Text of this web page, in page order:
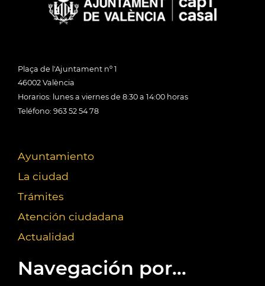
Plaça de l'Ajuntament nº 1
46002 València
Horarios: lunes a viernes de 8:30 a 14:00 horas
Teléfono: 963 52 54 78
Ayuntamiento
La ciudad
Trámites
Atención ciudadana
Actualidad
Navegación por...